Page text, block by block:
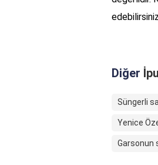
Diğer
Süngerli
Yenice
Garsonun